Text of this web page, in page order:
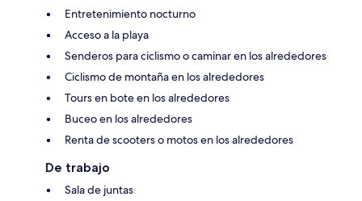
Entretenimiento nocturno
Acceso a la playa
Senderos para ciclismo o caminar en los alrededores
Ciclismo de montaña en los alrededores
Tours en bote en los alrededores
Buceo en los alrededores
Renta de scooters o motos en los alrededores
De trabajo
Sala de juntas